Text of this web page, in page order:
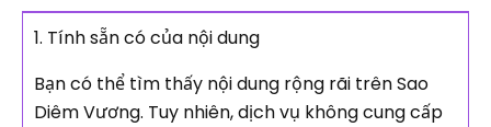
1. Tính sẵn có của nội dung
Bạn có thể tìm thấy nội dung rộng rãi trên Sao
Diêm Vương. Tuy nhiên, dịch vụ không cung cấp